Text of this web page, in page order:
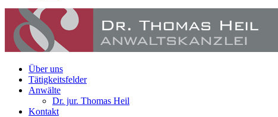
Über uns
Tätigkeitsfelder
Anwälte
Dr. jur. Thomas Heil
Kontakt